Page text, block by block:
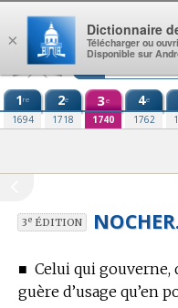
Aller au contenu
1re
1694
2e
1718
3e
1740
4e
1762
3eÉDITION
■ Celui qui gouverne,
guère d’usage qu’en
×
Dictionnaire
Télécharger ou
Disponible sur